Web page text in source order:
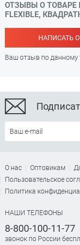
ОТЗЫВЫ О ТОВАРЕ
FLEXIBLE,
НАПИСАТЬ
Ваш отзыв по
О нас Оптовикам
Пользовательское
Политика
НАШИ ТЕЛЕФОНЫ
8-800-100-11-77
звонок по России